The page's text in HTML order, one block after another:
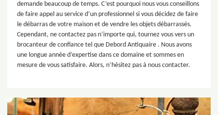
demande beaucoup de temps. C’est pourquoi nous vous conseillons
de faire appel au service d’un professionnel si vous décidez de faire
le débarras de votre maison et de vendre les objets débarrassés.
Cependant, ne contactez pas n’importe qui, tournez vous vers un
brocanteur de confiance tel que Debord Antiquaire . Nous avons
une longue année d’expertise dans ce domaine et sommes en
mesure de vous satisfaire. Alors, n’hésitez pas à nous contacter.